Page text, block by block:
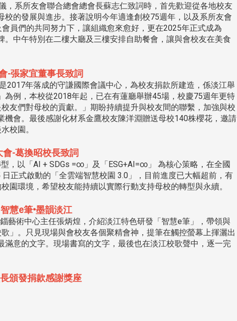
，系所友會聯合總會總會長蘇志仁致詞時，首先歡迎從各地校友
的發展與進步。接著說明今年適逢創校75週年，以及系所友會
員們的共同努力下，讓組織愈來愈好，更在2025年正式成為
。中午特別在二樓大廳及三樓安排自助餐會，讓與會校友在美食
-張家宜董事長致詞
2017年落成的守謙國際會議中心，為校友捐款所建造，係淡江舉
例，本校從2018年起，已在有蓮廳舉辦45場，校慶75週年更特
友們對母校的貢獻。」期盼持續提升與校友間的聯繫，加強與校
會。最後感謝化材系金鷹校友陳洋淵贈送母校140株櫻花，邀請
校園。
會-葛換昭校長致詞
，以「AI + SDGs =∞」及「ESG+AI=∞」 為核心策略，在全國
正式啟動的「全雲端智慧校園 3.0」，目前進度已大幅超前，有
園環境，希望校友能持續以實際行動支持母校的轉型與永續。
智慧e筆•墨韻淡江
藝術中心主任張炳煌，介紹淡江特色研發「智慧e筆」，帶領與
」。只見現場與會校友各個聚精會神，提筆在觸控螢幕上揮灑出
意的文字。現場書寫的文字，最後也在淡江校歌聲中，逐一完
頒發捐款感謝獎座